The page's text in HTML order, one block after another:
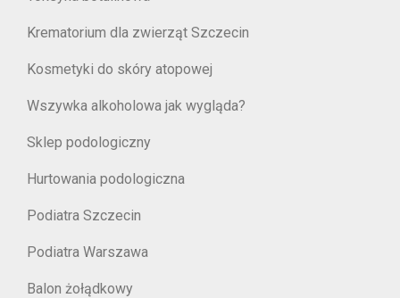
Krematorium dla zwierząt Szczecin
Kosmetyki do skóry atopowej
Wszywka alkoholowa jak wygląda?
Sklep podologiczny
Hurtowania podologiczna
Podiatra Szczecin
Podiatra Warszawa
Balon żołądkowy